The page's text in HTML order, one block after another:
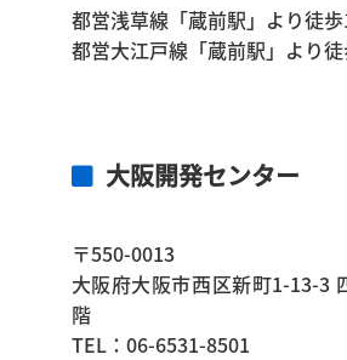
都営浅草線「蔵前駅」より徒
都営大江戸線「蔵前駅」より
大阪開発センター
〒550-0013
大阪府大阪市西区新町1-13-3
階
TEL：06-6531-8501